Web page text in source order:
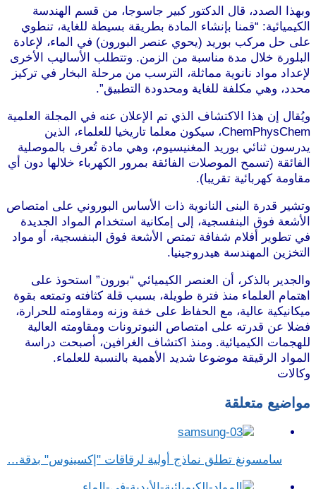
وبهذا الصدد، قال الدكتور كبير جاسوجا، من قسم الهندسة
الكيميائية: “قمنا بإنشاء المادة بطريقة بسيطة للغاية، تنطوي
على حل مركب بوريد (يحوي عنصر البورون) في الماء، لإعادة
البلورة خلال مدة مناسبة من الزمن. وتتطلب الأساليب الأخرى
لإعداد مواد نانوية مماثلة، الترسب من مرحلة البخار في تركيز
محدد، وهي مكلفة للغاية ومحدودة التطبيق”.
ويُقال إن هذا الاكتشاف الذي تم الإعلان عنه في المجلة العلمية
ChemPhysChem، سيكون معلما تاريخيا للعلماء، الذين
يدرسون ثنائي بوريد المغنيسيوم، وهي مادة تُعرف بالموصلية
الفائقة (تسمح الموصلات الفائقة بمرور الكهرباء خلالها دون أي
مقاومة كهربائية تقريبا).
وتشير قدرة البنى النانوية ذات الأساس البوروني على امتصاص
الأشعة فوق البنفسجية، إلى إمكانية استخدام المواد الجديدة
في تطوير أفلام شفافة تمتص الأشعة فوق البنفسجية، أو مواد
التخزين المهندسة هيدروجينيا.
والجدير بالذكر، أن العنصر الكيميائي “بورون” استحوذ على
اهتمام العلماء منذ فترة طويلة، بسبب قلة كثافته وتمتعه بقوة
ميكانيكية عالية، مع الحفاظ على خفة وزنه ومقاومته للحرارة،
فضلا عن قدرته على امتصاص النيوترونات ومقاومته العالية
للهجمات الكيميائية. ومنذ اكتشاف الغرافين، أصبحت دراسة
المواد الرقيقة موضوعا شديد الأهمية بالنسبة للعلماء.
وكالات
مواضيع متعلقة
سامسونغ تطلق نماذج أولية لرقاقات "إكسينوس" بدقة…